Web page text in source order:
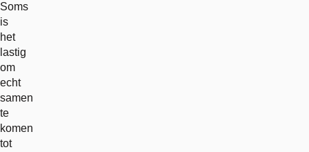
Soms
is
het
lastig
om
echt
samen
te
komen
tot